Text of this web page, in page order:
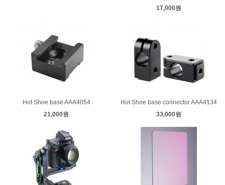
17,000원
Hot Shoe base AAA4054
21,000원
Hot Shoe base connector AAA4134
33,000원